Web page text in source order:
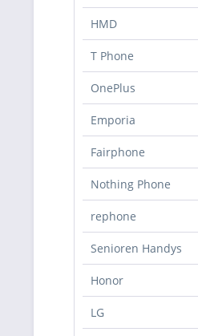
HMD
T Phone
OnePlus
Emporia
Fairphone
Nothing Phone
rephone
Senioren Handys
Honor
LG